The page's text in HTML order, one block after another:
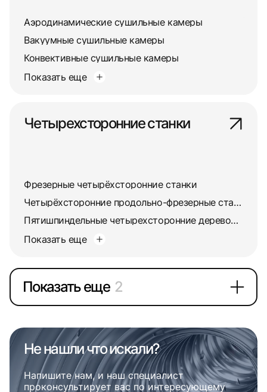
Аэродинамические сушильные камеры
Вакуумные сушильные камеры
Конвективные сушильные камеры
Показать еще
Четырехсторонние станки
Фрезерные четырёхсторонние станки
Четырёхсторонние продольно-фрезерные станки
Пятишпиндельные четырехсторонние деревообрабатывающие станки
Показать еще
Показать еще 2
Не нашли что искали?
Напишите нам, и наш специалист
проконсультирует вас по интересующему